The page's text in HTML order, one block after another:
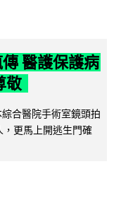
醫護保護病
敬
合醫院手術室鏡頭拍
更馬上開逃生門確